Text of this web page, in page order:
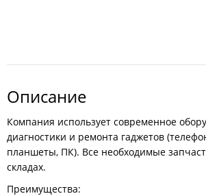
Описание
Компания использует современное
диагностики и ремонта гаджетов
планшеты, ПК). Все необходимые
складах.
Преимущества: